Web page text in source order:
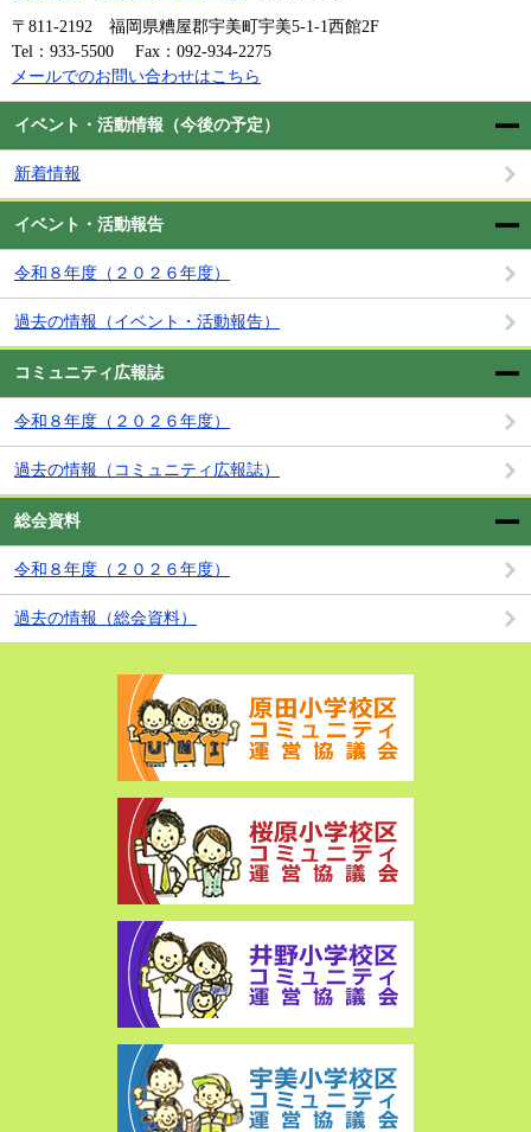
イベント・活動情報（今後の予定）
新着情報
イベント・活動報告
令和８年度（２０２６年度）
過去の情報（イベント・活動報告）
コミュニティ広報誌
令和８年度（２０２６年度）
過去の情報（コミュニティ広報誌）
総会資料
令和８年度（２０２６年度）
過去の情報（総会資料）
〒811-2192
福岡県糟屋郡宇美町宇美5-1-1西館2F
Tel：933-5500
Fax：092-934-2275
メールでのお問い合わせはこちら